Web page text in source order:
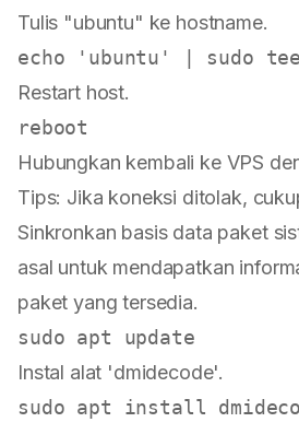
Tulis "ubuntu" ke hostname.
Restart host.
Hubungkan kembali ke VPS
Tips: Jika koneksi ditolak,
Sinkronkan basis data paket
asal untuk mendapatkan
paket yang tersedia.
Instal alat 'dmidecode'.